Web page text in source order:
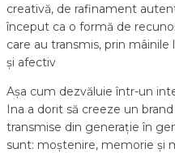
creativă, de rafinament
început ca o formă de
care au transmis, prin
și afectiv
Așa cum dezvăluie într-un
Ina a dorit să creeze un
transmise din generație în
sunt: moștenire, memorie și